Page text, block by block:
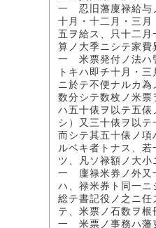
一 忍旧藩廩禄給与
十月・十二月・三
五ヲ給ス、只十二
算ノ大季ニシテ家費
一 米票発付ノ法ハ
トキハ即チ十月・
ニ於テ不便ナルカ
数分シテ数枚ノ米
ハ五十俵ヲ以テ五
シ）又三十俵ヲ以
而シテ其五十俵ノ
ルベキ者トナス、
ツ、凡ソ禄額ノ大
一 廩禄米券ノ外又
ハ、禄米券ト同一
総テ書記役ノ之ニ
テ、米票ノ石数ヲ
一 米票ノ事務ハ藩